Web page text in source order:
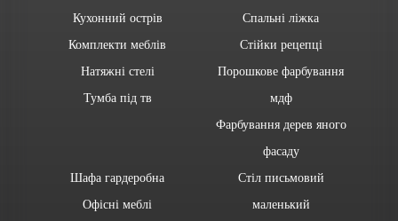
Кухонний острів
Комплекти меблів
Натяжні стелі
Тумба під тв
Спальні ліжка
Стійки рецепці
Порошкове фарбування
мдф
Фарбування дерев яного
фасаду
Шафа гардеробна
Офісні меблі
Стіл письмовий
маленький